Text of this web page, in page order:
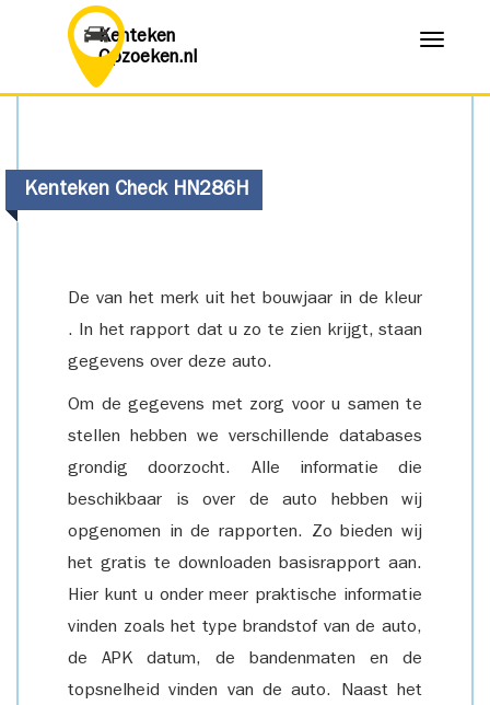
Kenteken
Opzoeken.nl
Menu
Kenteken Check HN286H
De van het merk uit het bouwjaar in de kleur
. In het rapport dat u zo te zien krijgt, staan
gegevens over deze auto.
Om de gegevens met zorg voor u samen te
stellen hebben we verschillende databases
grondig doorzocht. Alle informatie die
beschikbaar is over de auto hebben wij
opgenomen in de rapporten. Zo bieden wij
het gratis te downloaden basisrapport aan.
Hier kunt u onder meer praktische informatie
vinden zoals het type brandstof van de auto,
de APK datum, de bandenmaten en de
topsnelheid vinden van de auto. Naast het